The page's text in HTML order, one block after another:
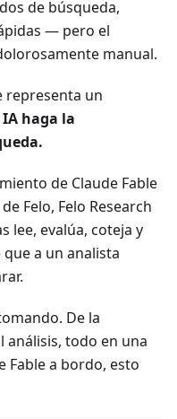
de búsqueda,
— pero el
manual.
representa un
haga la
de Claude Fable
Felo, Felo Research
lee, evalúa, coteja y
a un analista
De la
análisis, todo en una
Fable a bordo, esto